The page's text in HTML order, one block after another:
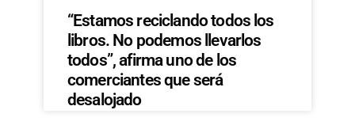
“Estamos reciclando todos los
libros. No podemos llevarlos
todos”, afirma uno de los
comerciantes que será
desalojado